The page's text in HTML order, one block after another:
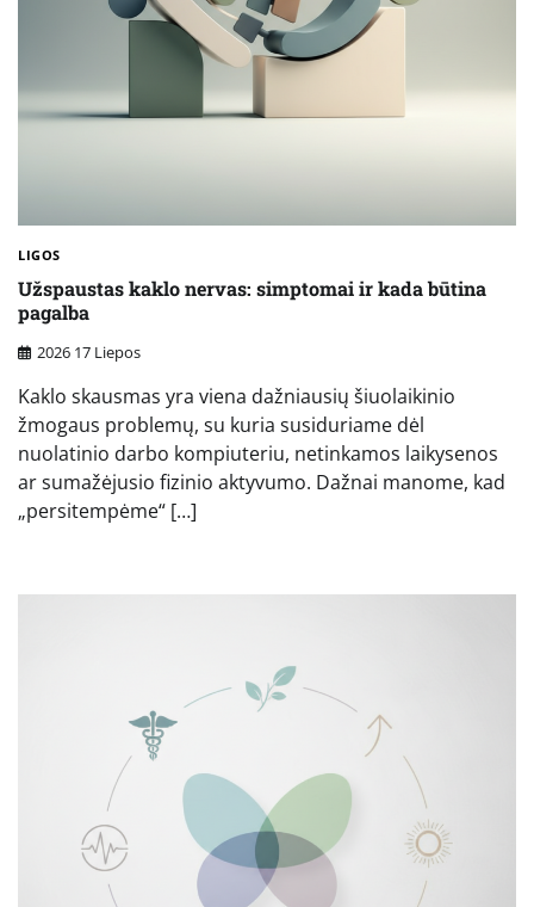
LIGOS
Užspaustas kaklo nervas: simptomai ir kada būtina
pagalba
2026 17 Liepos
Kaklo skausmas yra viena dažniausių šiuolaikinio
žmogaus problemų, su kuria susiduriame dėl
nuolatinio darbo kompiuteriu, netinkamos laikysenos
ar sumažėjusio fizinio aktyvumo. Dažnai manome, kad
„persitempėme“ […]